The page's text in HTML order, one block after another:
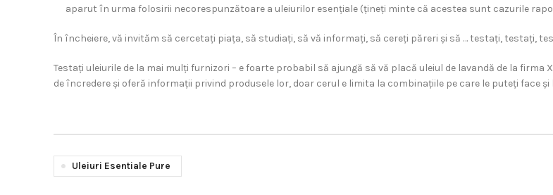
aparut în urma folosirii necorespunzătoare a uleiurilor esențiale (țineți minte că acestea sunt cazurile
În încheiere, vă invităm să cercetați piața, să studiați, să vă informați, să cereți păreri și să … testați, testați,
Testați uleiurile de la mai mulți furnizori – e foarte probabil să ajungă să vă placă uleiul de lavandă de la firma
de încredere și oferă informații privind produsele lor, doar cerul e limita la combinațiile pe care le puteți face
Uleiuri Esentiale Pure